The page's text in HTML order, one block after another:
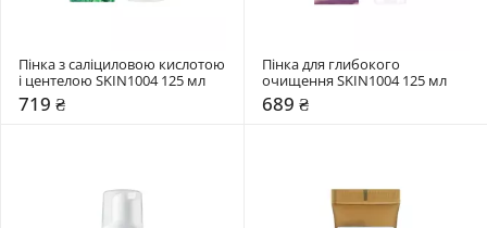
Пінка з саліциловою кислотою
і центелою SKIN1004 125 мл
719 ₴
Пінка для глибокого
очищення SKIN1004 125 мл
689 ₴